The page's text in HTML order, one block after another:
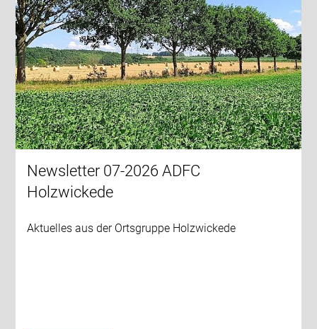
Newsletter 07-2026 ADFC
Holzwickede
Aktuelles aus der Ortsgruppe Holzwickede